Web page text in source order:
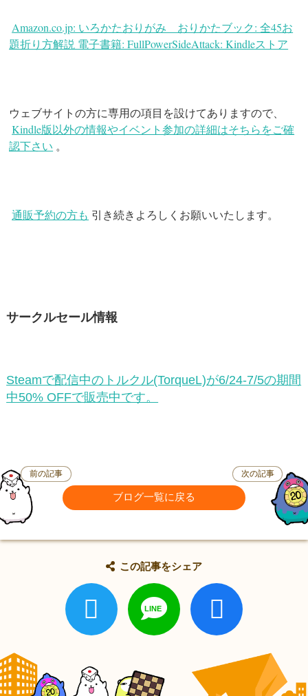
Amazon.co.jp: いろかたおりがみ おりかたブック: 全45お
題折り方解説 電子書籍: FullPowerSideAttack: Kindleストア
ウェブサイトの方に専用の項目を設けてありますので、
Kindle版以外の情報やイベント参加の詳細はそちらをご確
認下さい 。
通販予約の方も 引き続きよろしくお願いいたします。
サークルセール情報
Steamで配信中のトルクル(TorqueL)が6/24-7/5の期間
中50% OFFで販売中です。
前の記事
ブログ一覧に戻る
次の記事
この記事をシェア